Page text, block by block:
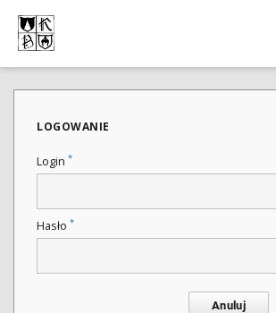
LOGOWANIE
Login *
Hasło *
Anuluj